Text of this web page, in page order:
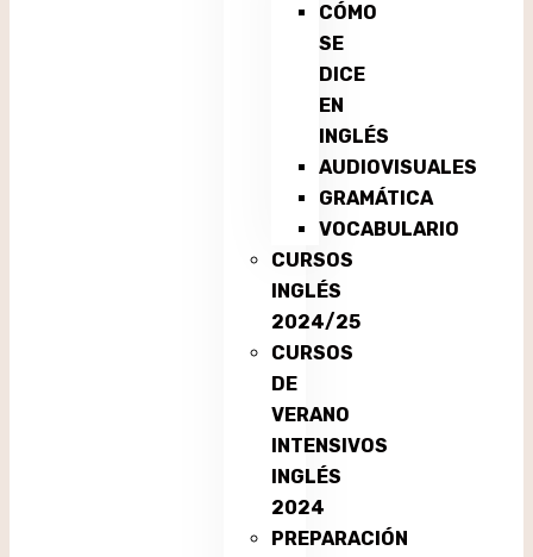
CÓMO
SE
DICE
EN
INGLÉS
AUDIOVISUALES
GRAMÁTICA
VOCABULARIO
CURSOS
INGLÉS
2024/25
CURSOS
DE
VERANO
INTENSIVOS
INGLÉS
2024
PREPARACIÓN